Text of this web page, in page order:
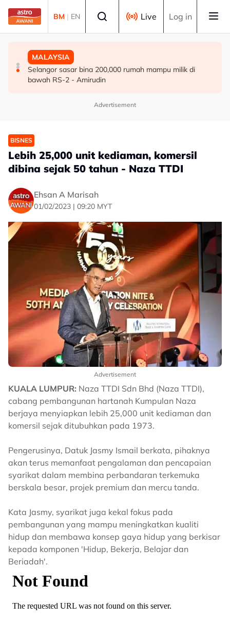
Skip to main content
BM | EN Live Log in
MALAYSIA
Belum sepenggal mentadbir, Anwar berjaya pacu
Malaysia jadi 30 ekonomi terbesar dunia - Penganalisis
MALAYSIA
TalentCorp lancar MyHeart Global Connect untuk bakat
Malaysia di luar negara
MALAYSIA
Selangor sasar bina 200,000 rumah mampu milik di
bawah RS-2 - Amirudin
Advertisement
BISNES
Lebih 25,000 unit kediaman, komersil
dibina sejak 50 tahun - Naza TTDI
Ehsan A Marisah
01/02/2023 | 09:20 MYT
Advertisement
KUALA LUMPUR: Naza TTDI Sdn Bhd (Naza TTDI),
cabang pembangunan hartanah Kumpulan Naza
berjaya menyiapkan lebih 25,000 unit kediaman dan
komersil sejak ditubuhkan pada 1973.
Pengerusinya, Datuk Jasmy Ismail berkata, pihaknya
akan terus memanfaat pengalaman dan pencapaian
syarikat dalam membina perbandaran terkemuka
berskala besar, projek premium dan mercu tanda.
Kata Jasmy, syarikat juga kekal fokus pada
pembangunan yang mampu meningkatkan kualiti
hidup dan membawa konsep gaya hidup yang berkisar
kepada komponen 'Hidup, Bekerja, Belajar dan
Beriadah'.